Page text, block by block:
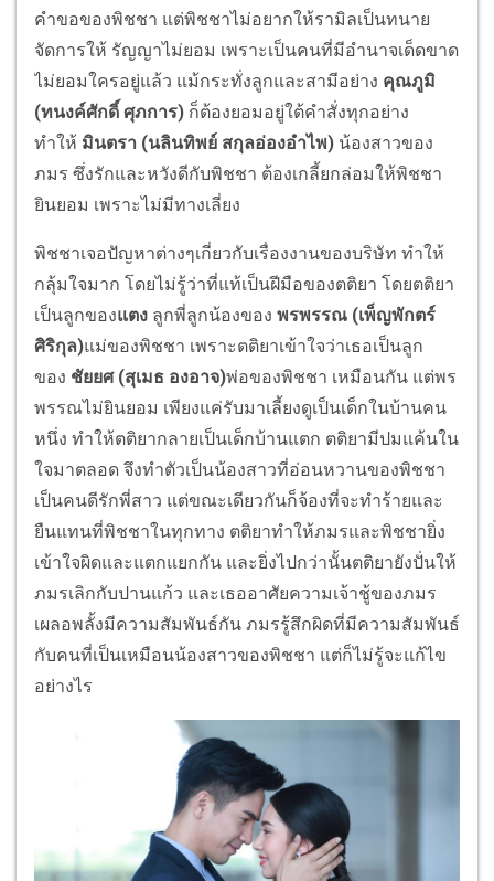
คำขอของพิชชา แต่พิชชาไม่อยากให้รามิลเป็นทนาย
จัดการให้ รัญญาไม่ยอม เพราะเป็นคนที่มีอำนาจเด็ดขาด
ไม่ยอมใครอยู่แล้ว แม้กระทั่งลูกและสามีอย่าง คุณภูมิ
(ทนงค์ศักดิ์ ศุภการ) ก็ต้องยอมอยู่ใต้คำสั่งทุกอย่าง
ทำให้ มินตรา (นลินทิพย์ สกุลอ่องอำไพ) น้องสาวของ
ภมร ซึ่งรักและหวังดีกับพิชชา ต้องเกลี้ยกล่อมให้พิชชา
ยินยอม เพราะไม่มีทางเลี่ยง
พิชชาเจอปัญหาต่างๆเกี่ยวกับเรื่องงานของบริษัท ทำให้
กลุ้มใจมาก โดยไม่รู้ว่าที่แท้เป็นฝีมือของตติยา โดยตติยา
เป็นลูกของแตง ลูกพี่ลูกน้องของ พรพรรณ (เพ็ญพักตร์
ศิริกุล)แม่ของพิชชา เพราะตติยาเข้าใจว่าเธอเป็นลูก
ของ ชัยยศ (สุเมธ องอาจ)พ่อของพิชชา เหมือนกัน แต่พร
พรรณไม่ยินยอม เพียงแค่รับมาเลี้ยงดูเป็นเด็กในบ้านคน
หนึ่ง ทำให้ตติยากลายเป็นเด็กบ้านแตก ตติยามีปมแค้นใน
ใจมาตลอด จึงทำตัวเป็นน้องสาวที่อ่อนหวานของพิชชา
เป็นคนดีรักพี่สาว แต่ขณะเดียวกันก็จ้องที่จะทำร้ายและ
ยืนแทนที่พิชชาในทุกทาง ตติยาทำให้ภมรและพิชชายิ่ง
เข้าใจผิดและแตกแยกกัน และยิ่งไปกว่านั้นตติยายังปั่นให้
ภมรเลิกกับปานแก้ว และเธออาศัยความเจ้าชู้ของภมร
เผลอพลั้งมีความสัมพันธ์กัน ภมรรู้สึกผิดที่มีความสัมพันธ์
กับคนที่เป็นเหมือนน้องสาวของพิชชา แต่ก็ไม่รู้จะแก้ไข
อย่างไร